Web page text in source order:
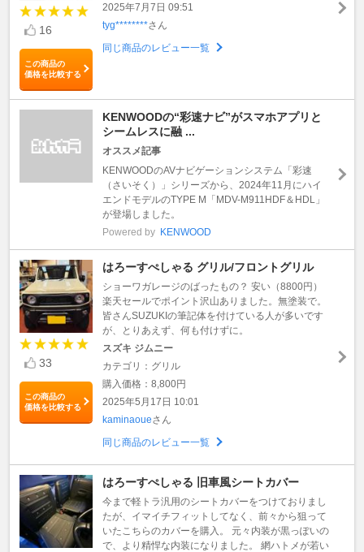
16
この商品の
価格を比較する
2025年7月7日 09:51
tyg********さん
同じ商品のレビュー一覧
KENWOODの“彩速ナビ”がスマホアプリと
シームレスに融 ...
オススメ記事
KENWOODのAVナビゲーションシステム「彩速
（さいそく）」シリーズから、2024年11月にハイ
エンドモデルのTYPE M「MDV-M911HDF＆HDL」
が登場しました。
Powered by KENWOOD
33
この商品の
価格を比較する
はろーすぺしゃる グリル/フロントグリル
ショーワガレージのばったもの？ 安い（8800円）
楽天セールでポイント沢山ありました。無塗装で。
皆さんSUZUKIの筆記体を付けている人が多いです
が、とりあえず、何も付けずに。
スズキ ジムニー
カテゴリ：グリル
購入価格：8,800円
2025年5月17日 10:01
kaminaoueさん
同じ商品のレビュー一覧
はろーすぺしゃる 旧車風シートカバー
今まで軽トラ汎用のシートカバーをつけておりまし
たが、イマイチフィットしてなく、前々から狙って
いたこちらのカバーを購入。 元々内装が黒っぽいの
で、より精悍な内装になりました。 網ハトメが若い